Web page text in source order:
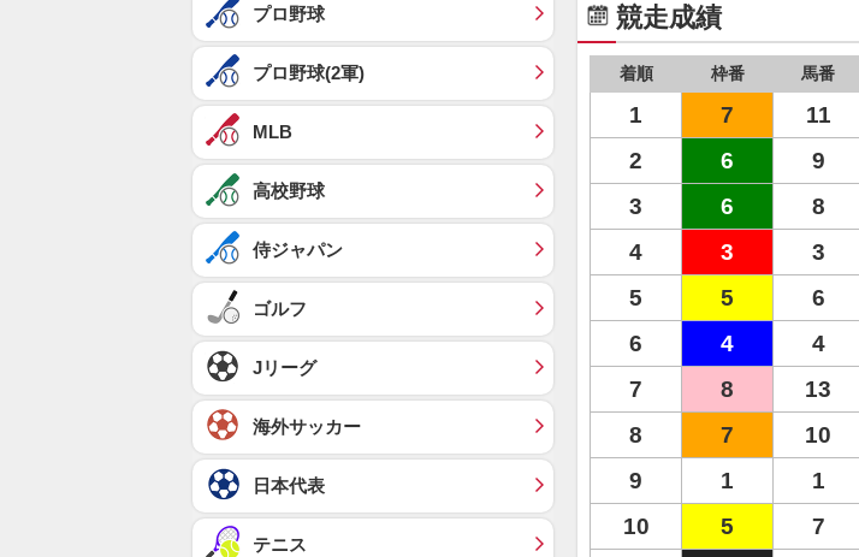
競走成績
着順 枠番 馬番
1 7 11
2
6 9
3
6 8
4
3 3
5
5 6
6
4 4
7
8 13
8
7 10
9
1 1
10
5 7
プロ野球
プロ野球(2軍)
MLB
高校野球
侍ジャパン
ゴルフ
Jリーグ
海外サッカー
日本代表
テニス